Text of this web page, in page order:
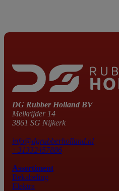
DG Rubber Holland BV
Melkrijder 14
3861 SG Nijkerk
info@dgrubberholland.nl
+31332457886
Assortiment
Bekabeling
Elektra